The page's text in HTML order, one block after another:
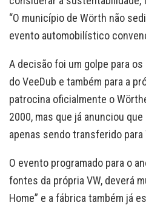
“O município de Wörth não
evento automobilístico
A decisão foi um golpe para
do VeeDub e também para a
patrocina oficialmente o
2000, mas que já anunciou
apenas sendo transferido
O evento programado para o
fontes da própria VW, deverá
Home” e a fábrica também já